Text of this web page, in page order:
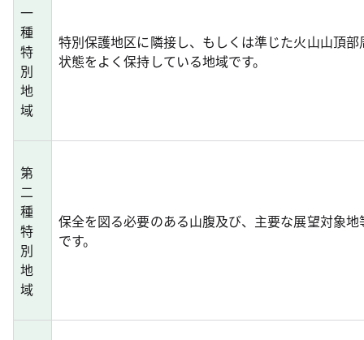
一
種
特
別
地
域
特別保護地区に隣接し、もしくは準じた火山山頂
状態をよく保持している地域です。
第
二
種
特
別
地
域
保全を図る必要のある山腹及び、主要な展望対象
です。